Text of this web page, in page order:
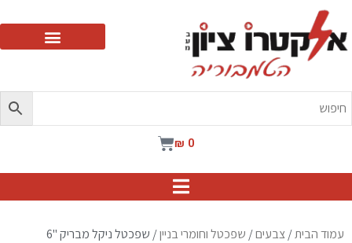
₪ 0
עגלת
עמוד הבית/צבעים/ שפכטל וחומרי בניין/ שפכטל ניקל מבריק "6